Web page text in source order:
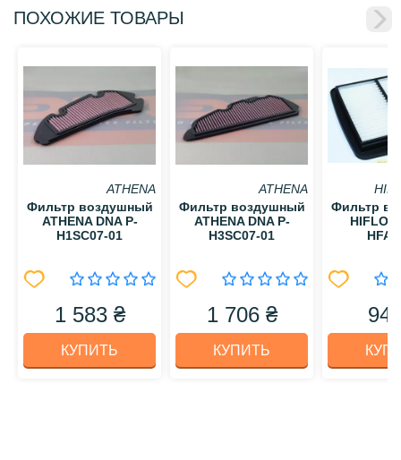
ПОХОЖИЕ ТОВАРЫ
ATHENA
Фильтр воздушный
ATHENA DNA P-
H1SC07-01
1 583 ₴
КУПИТЬ
ATHENA
Фильтр воздушный
ATHENA DNA P-
H3SC07-01
1 706 ₴
КУПИТЬ
Фильтр
HIFLO